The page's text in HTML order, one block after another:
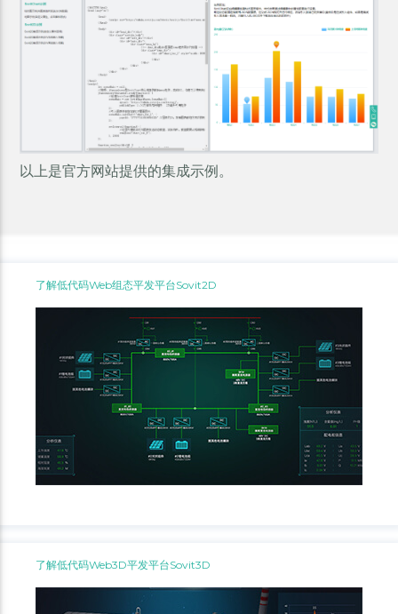
以上是官方网站提供的集成示例。
了解低代码Web组态平发平台Sovit2D
了解低代码Web3D平发平台Sovit3D